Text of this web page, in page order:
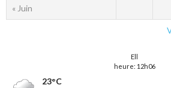
« Juin
Ell
heure: 12h06
23°C